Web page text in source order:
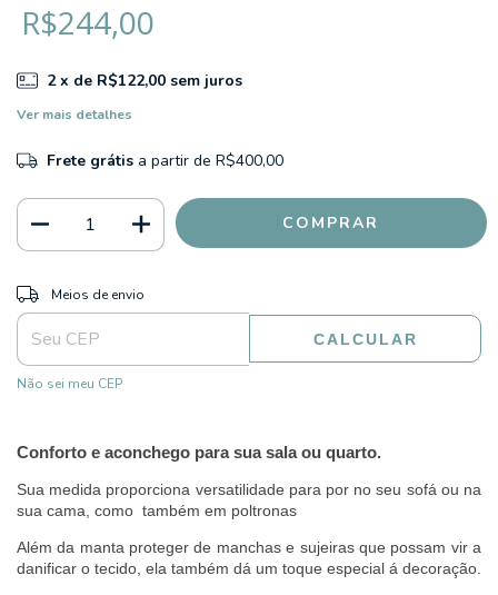
R$244,00
2 x de R$122,00 sem juros
Ver mais detalhes
Frete grátis a partir de R$400,00
Entregas para o CEP:
Meios de envio
CALCULAR
Não sei meu CEP
Conforto e aconchego para sua sala ou quarto.
Sua medida proporciona versatilidade para por no seu sofá ou na
sua cama, como também em poltronas
Além da manta proteger de manchas e sujeiras que possam vir a
danificar o tecido, ela também dá um toque especial á decoração.